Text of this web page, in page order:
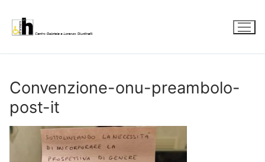
contenuto
Convenzione-onu-preambolo-
post-it